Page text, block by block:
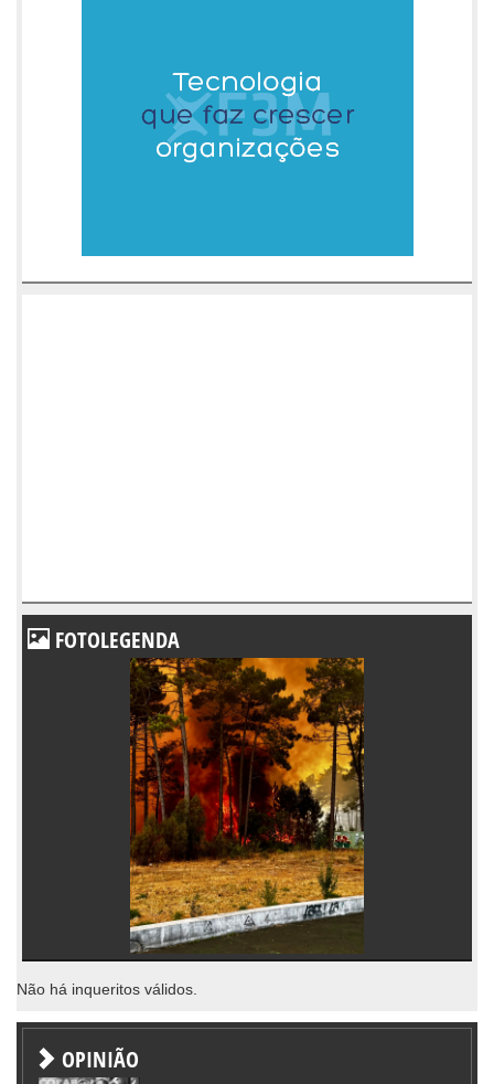
FOTOLEGENDA
Não há inqueritos válidos.
OPINIÃO